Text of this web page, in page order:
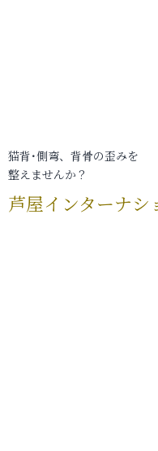
猫背･側弯、背骨の歪みを
整えませんか？
芦屋インターナシ